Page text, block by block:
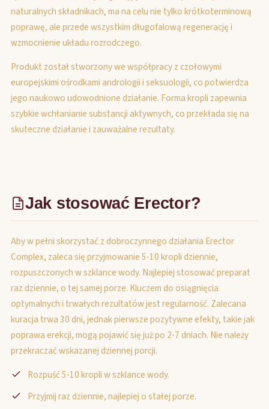
naturalnych składnikach, ma na celu nie tylko krótkoterminową
poprawę, ale przede wszystkim długofalową regenerację i
wzmocnienie układu rozrodczego.
Produkt został stworzony we współpracy z czołowymi
europejskimi ośrodkami andrologii i seksuologii, co potwierdza
jego naukowo udowodnione działanie. Forma kropli zapewnia
szybkie wchłanianie substancji aktywnych, co przekłada się na
skuteczne działanie i zauważalne rezultaty.
Jak stosować Erector?
Aby w pełni skorzystać z dobroczynnego działania Erector
Complex, zaleca się przyjmowanie 5-10 kropli dziennie,
rozpuszczonych w szklance wody. Najlepiej stosować preparat
raz dziennie, o tej samej porze. Kluczem do osiągnięcia
optymalnych i trwałych rezultatów jest regularność. Zalecana
kuracja trwa 30 dni, jednak pierwsze pozytywne efekty, takie jak
poprawa erekcji, mogą pojawić się już po 2-7 dniach. Nie należy
przekraczać wskazanej dziennej porcji.
Rozpuść 5-10 kropli w szklance wody.
Przyjmij raz dziennie, najlepiej o stałej porze.